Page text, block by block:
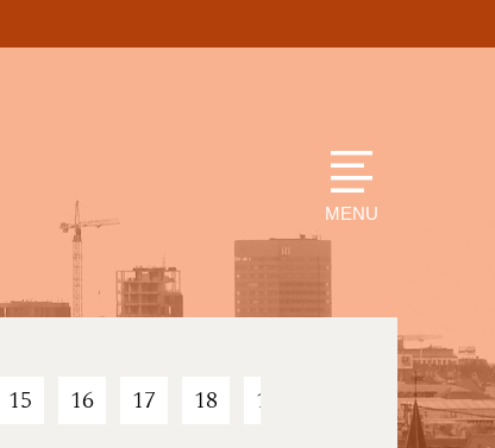
MENU
15 16 17 18 19 21 22